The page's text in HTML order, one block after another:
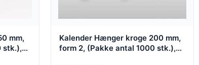
mm,
stk.),
Kalender Hænger kroge 200 mm,
form 2, (Pakke antal 1000 stk.),